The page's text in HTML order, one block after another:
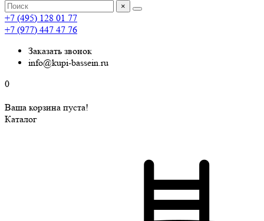
×
+7 (495) 128 01 77
+7 (977) 447 47 76
Заказать звонок
info@kupi-bassein.ru
0
Ваша корзина пуста!
Каталог